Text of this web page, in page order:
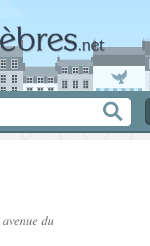
avenue du